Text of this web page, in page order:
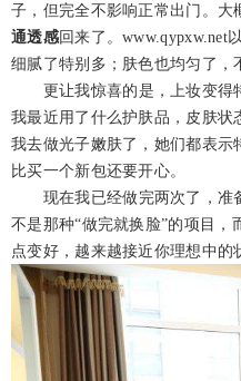
子，但完全不影响正常出门。大
通透感回来了。www.qypxw.net
细腻了特别多；肤色也均匀了，
更让我惊喜的是，上妆变得
我最近用了什么护肤品，皮肤状
我去做光子嫩肤了，她们都表示
比买一个新包还要开心。
现在我已经做完两次了，准
不是那种“做完就换脸”的项目
点变好，越来越接近你理想中的